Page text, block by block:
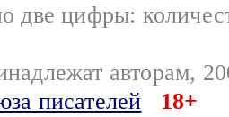
две цифры:
авторам,
писателей
18+